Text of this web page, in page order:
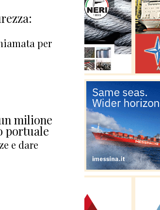
per
milione
portuale
e dare